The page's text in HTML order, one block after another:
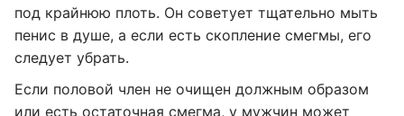
под крайнюю плоть. Он советует тщательно мыть
пенис в душе, а если есть скопление смегмы, его
следует убрать.
Если половой член не очищен должным образом
или есть остаточная смегма, у мужчин может